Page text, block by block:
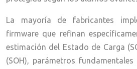
La mayoría de fabricantes
firmware que refinan
estimación del Estado de Carga
(SOH), parámetros